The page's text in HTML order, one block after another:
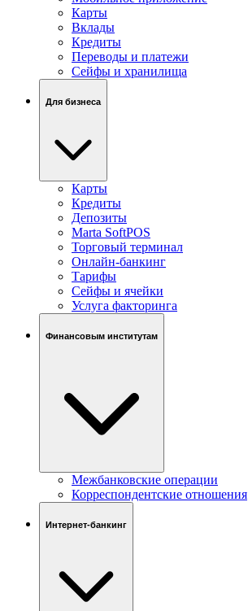
Карты
Вклады
Кредиты
Переводы и платежи
Сейфы и хранилища
Для бизнеса
Карты
Кредиты
Депозиты
Marta SoftPOS
Торговый терминал
Онлайн-банкинг
Тарифы
Сейфы и ячейки
Услуга факторинга
Финансовым институтам
Межбанковские операции
Корреспондентские отношения
Интернет-банкинг